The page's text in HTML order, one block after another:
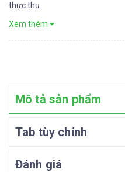
thực thụ.
Xem thêm
Mô tả sản phẩm
Tab tùy chỉnh
Đánh giá